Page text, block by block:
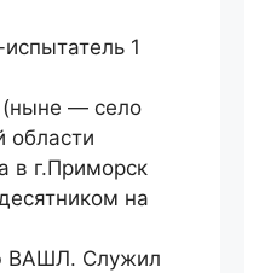
1
(ныне — село
области
в г.Приморск
на
ВАШЛ. Служил